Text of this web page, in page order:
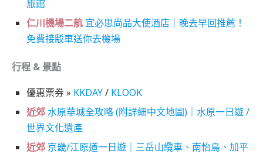
旅館
仁川機場二航 宜必思尚品大使酒店｜晚去早回推薦！
免費接駁車送你去機場
行程 & 景點
優惠票券 » KKDAY/ KLOOK
近郊水原華城全攻略 (附詳細中文地圖)｜水原一日遊 /
世界文化遺產
近郊 京畿/江原道一日遊｜三岳山纜車、南怡島、加平